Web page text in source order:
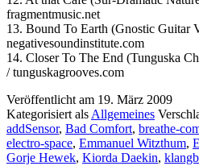
fragmentmusic.net
13. Bound To Earth (Gnostic Guitar
negativesoundinstitute.com
14. Closer To The End (Tunguska
/ tunguskagrooves.com
Veröffentlicht am 19. März 2009
Kategorisiert als Allgemeines
addSensor, Bad Comfort, breathe-
electro-space, Emmanuel Witzthum,
Gorje Hewek, Kiorda Daekin,